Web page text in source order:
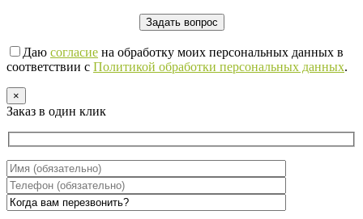
Даю согласие на обработку моих персональных данных в
соответствии с Политикой обработки персональных данных.
×
Заказ в один клик